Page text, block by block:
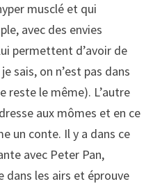
musclé et qui
avec des envies
permettent d’avoir de
sais, on n’est pas dans
reste le même). L’autre
aux mômes et en ce
un conte. Il y a dans ce
avec Peter Pan,
les airs et éprouve